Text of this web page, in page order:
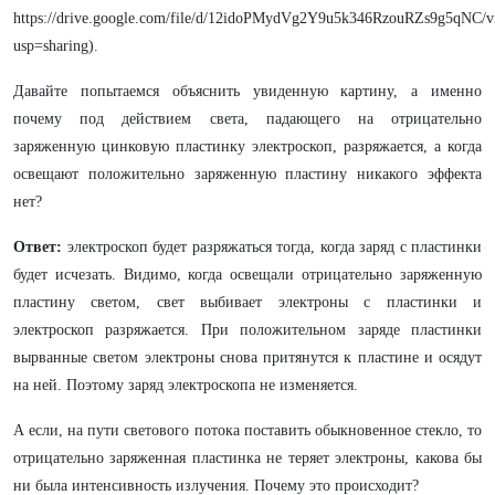
https://drive.google.com/file/d/12idoPMydVg2Y9u5k346RzouRZs9g5qNC/
usp=sharing).
Давайте попытаемся объяснить увиденную картину, а именно
почему под действием света, падающего на отрицательно
заряженную цинковую пластинку электроскоп, разряжается, а когда
освещают положительно заряженную пластину никакого эффекта
нет?
Ответ: электроскоп будет разряжаться тогда, когда заряд с пластинки
будет исчезать. Видимо, когда освещали отрицательно заряженную
пластину светом, свет выбивает электроны с пластинки и
электроскоп разряжается. При положительном заряде пластинки
вырванные светом электроны снова притянутся к пластине и осядут
на ней. Поэтому заряд электроскопа не изменяется.
А если, на пути светового потока поставить обыкновенное стекло, то
отрицательно заряженная пластинка не теряет электроны, какова бы
ни была интенсивность излучения. Почему это происходит?